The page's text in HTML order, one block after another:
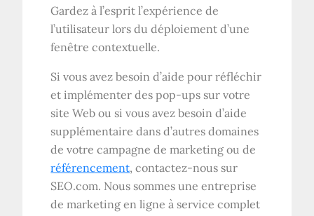
Gardez à l’esprit l’expérience de
l’utilisateur lors du déploiement d’une
fenêtre contextuelle.
Si vous avez besoin d’aide pour réfléchir
et implémenter des pop-ups sur votre
site Web ou si vous avez besoin d’aide
supplémentaire dans d’autres domaines
de votre campagne de marketing ou de
référencement, contactez-nous sur
SEO.com. Nous sommes une entreprise
de marketing en ligne à service complet